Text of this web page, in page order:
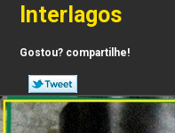
Interlagos
Gostou? compartilhe!